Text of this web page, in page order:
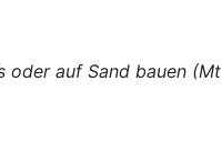
oder auf Sand bauen (Mt